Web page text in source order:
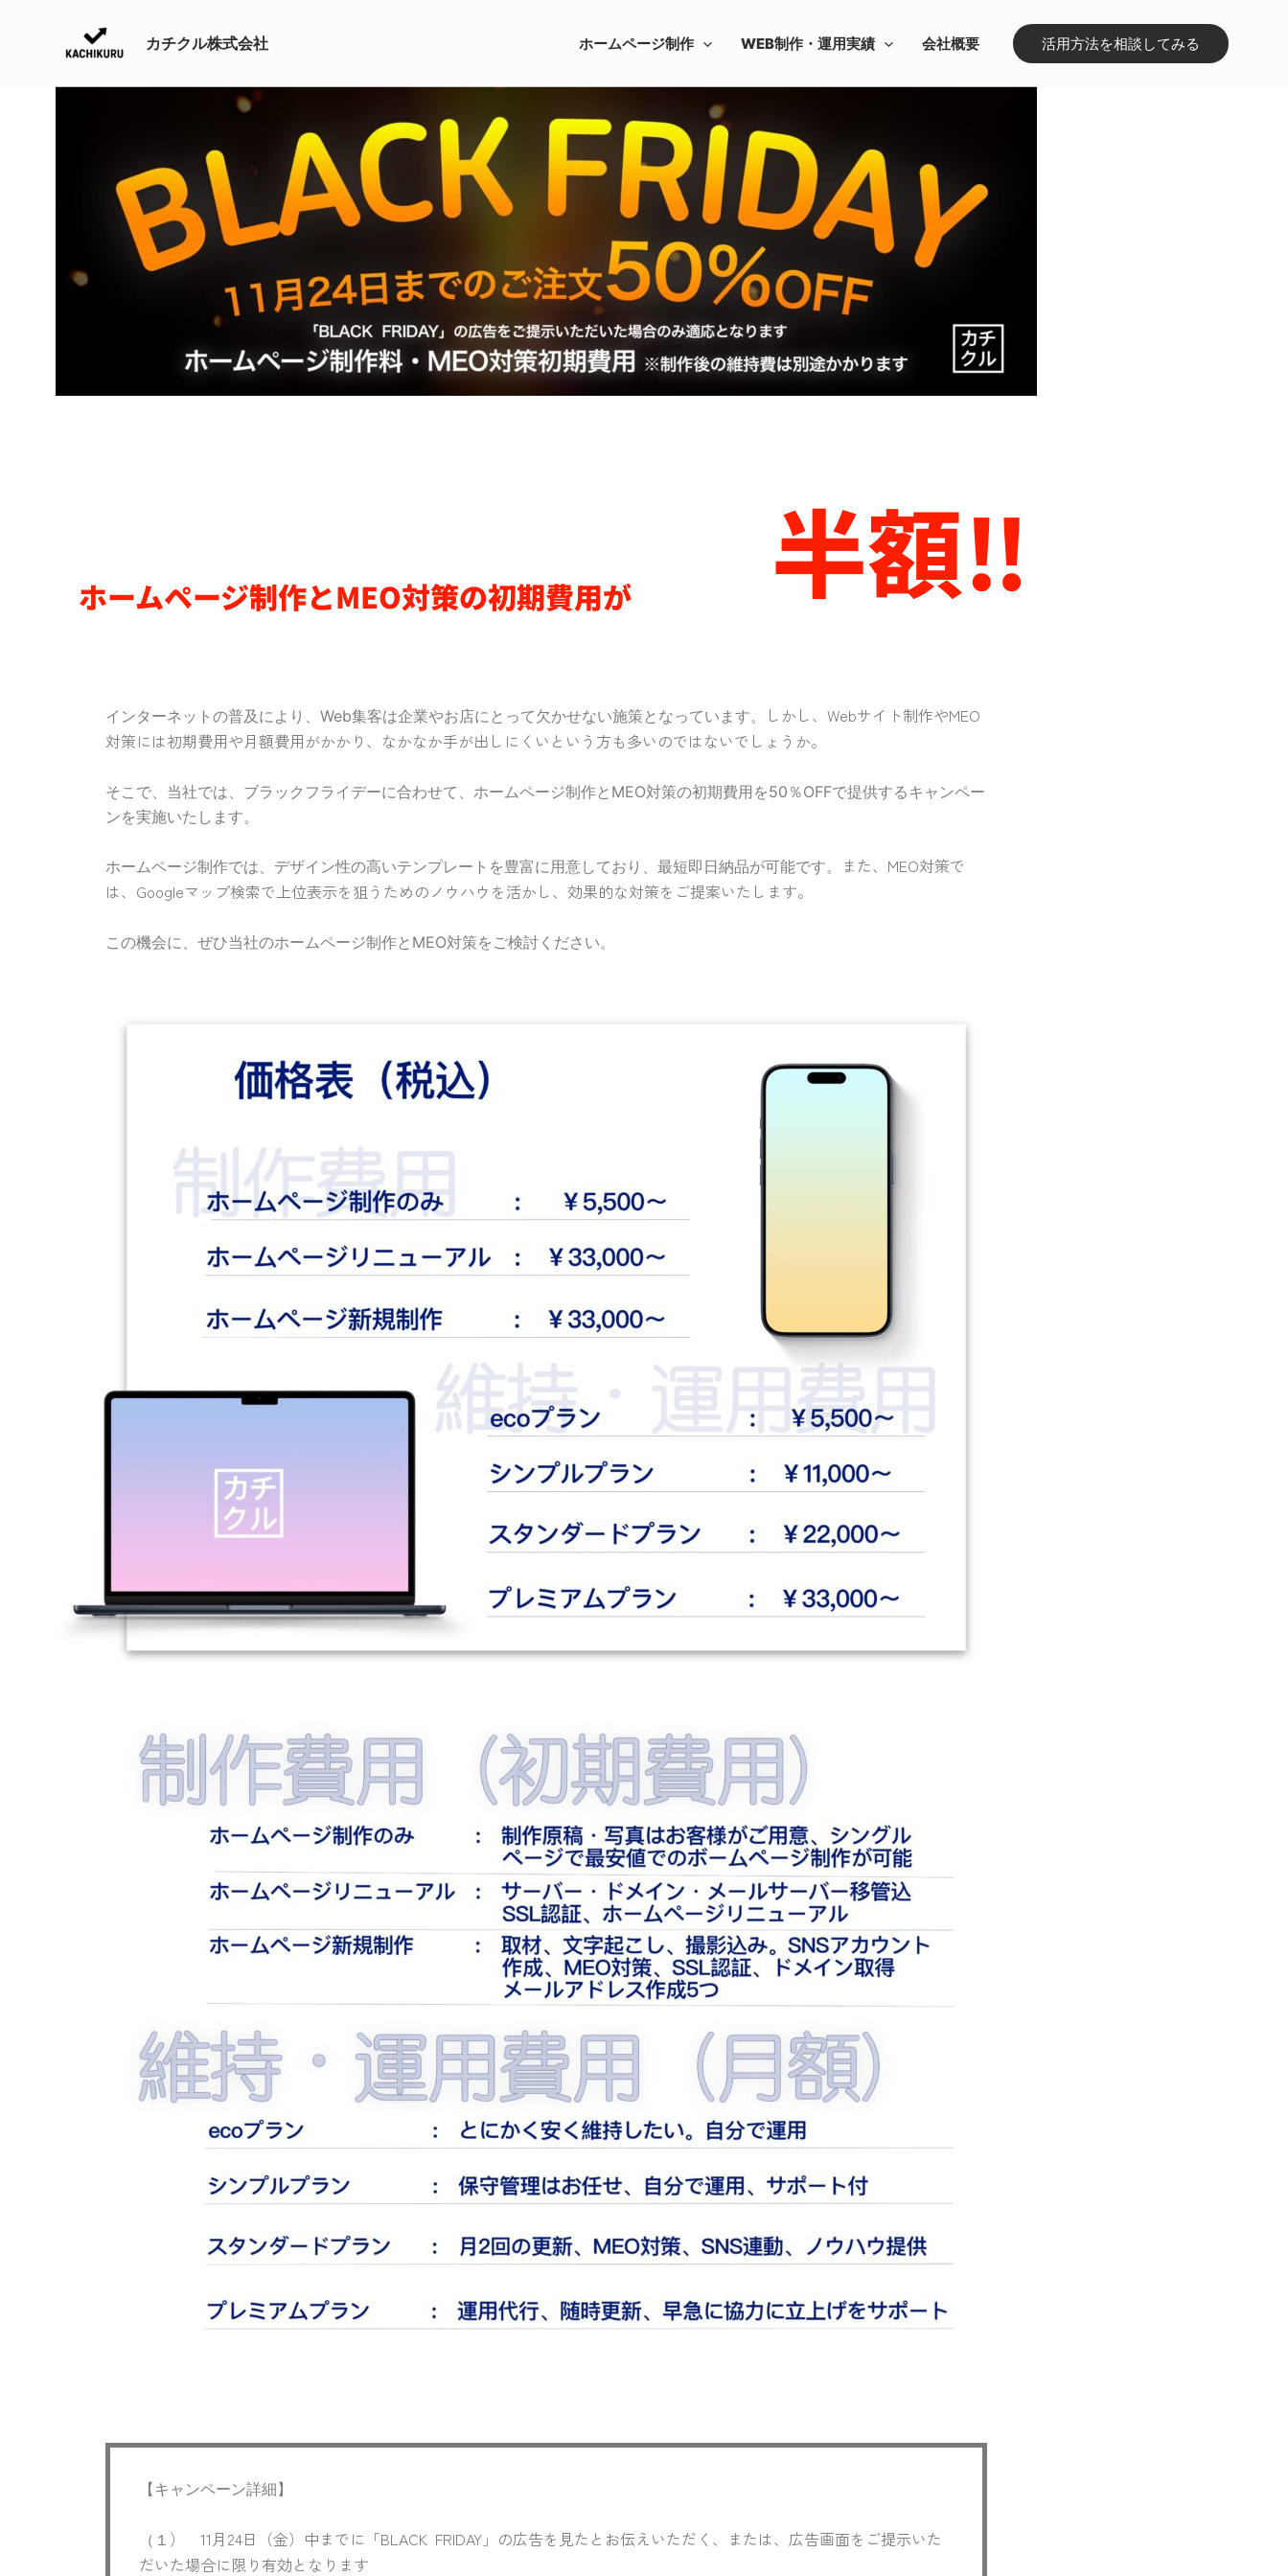
カチクル株式会社 ホームページ制作 WEB制作・運用実績 会社概要 活用方法を相談してみる
ホームページ制作とMEO対策の初期費用が 半額‼︎
インターネットの普及により、Web集客は企業やお店にとって欠かせない施策となっています。
しかし、Webサイト制作やMEO
対策には初期費用や月額費用がかかり、なかなか手が出しにくいという方も多いのではないでしょうか。
そこで、当社では、ブラックフライデーに合わせて、ホームページ制作とMEO対策の初期費用を50％OFFで提供するキャンペー
ンを実施いたします。
ホームページ制作では、デザイン性の高いテンプレートを豊富に用意しており、最短即日納品が可能です。
また、MEO対策で
は、Googleマップ検索で上位表示を狙うためのノウハウを活かし、効果的な対策をご提案いたします。
この機会に、ぜひ当社のホームページ制作とMEO対策をご検討ください。
【キャンペーン詳細】
（１ ） 11月24日（金）中までに「BLACK FRIDAY」の広告を見たとお伝えいただく、または、広告画面をご提示いた
だいた場合に限り有効となります